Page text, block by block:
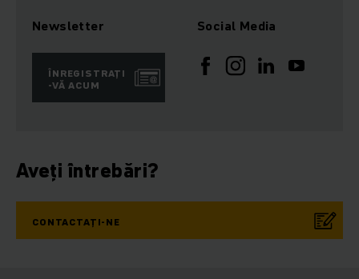
Newsletter
ÎNREGISTRAȚI
-VĂ ACUM
Social Media
Aveți întrebări?
CONTACTAȚI-NE